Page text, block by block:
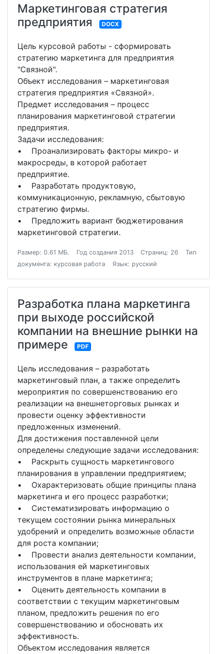
Маркетинговая стратегия
предприятия
DOCX
Цель курсовой работы - сформировать
стратегию маркетинга для предприятия
"Связной".
Объект исследования – маркетинговая
стратегия предприятия «Связной».
Предмет исследования – процесс
планирования маркетинговой стратегии
предприятия.
Задачи исследования:
• Проанализировать факторы микро- и
макросреды, в которой работает
предприятие.
• Разработать продуктовую,
коммуникационную, рекламную, сбытовую
стратегию фирмы.
• Предложить вариант бюджетирования
маркетинговой стратегии.
Размер: 0.61 МБ. Год создания 2013 Страниц: 26
Тип
документа: курсовая работа
Язык: русский
Разработка плана маркетинга
при выходе российской
компании на внешние рынки на
примере
PDF
Цель исследования – разработать
маркетинговый план, а также определить
мероприятия по совершенствованию его
реализации на внешнеторговых рынках и
провести оценку эффективности
предложенных изменений.
Для достижения поставленной цели
определены следующие задачи исследования:
• Раскрыть сущность маркетингового
планирования в управлении предприятием;
• Охарактеризовать общие принципы плана
маркетинга и его процесс разработки;
• Систематизировать информацию о
текущем состоянии рынка минеральных
удобрений и определить возможные области
для роста компании;
• Провести анализ деятельности компании,
использования ей маркетинговых
инструментов в плане маркетинга;
• Оценить деятельность компании в
соответствии с текущим маркетинговым
планом, предложить решения по его
совершенствованию и обосновать их
эффективность.
Объектом исследования является